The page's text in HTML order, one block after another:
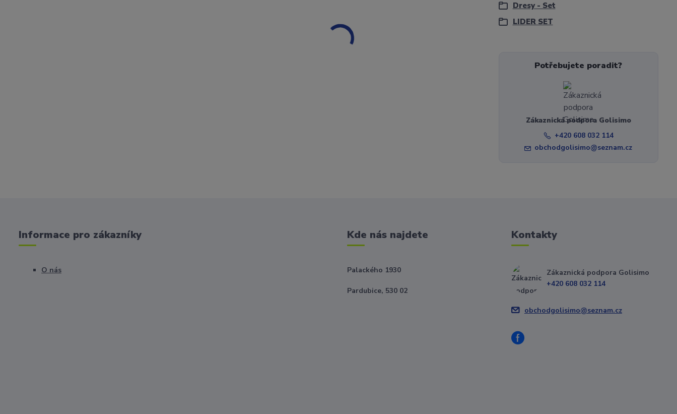
Dresy - Set
LIDER SET
Potřebujete poradit?
Zákaznická podpora Golisimo
+420 608 032 114
obchodgolisimo@seznam.cz
Informace pro zákazníky
O nás
Kde nás najdete
Palackého 1930
Pardubice, 530 02
Kontakty
Zákaznická podpora Golisimo
+420 608 032 114
obchodgolisimo@seznam.cz